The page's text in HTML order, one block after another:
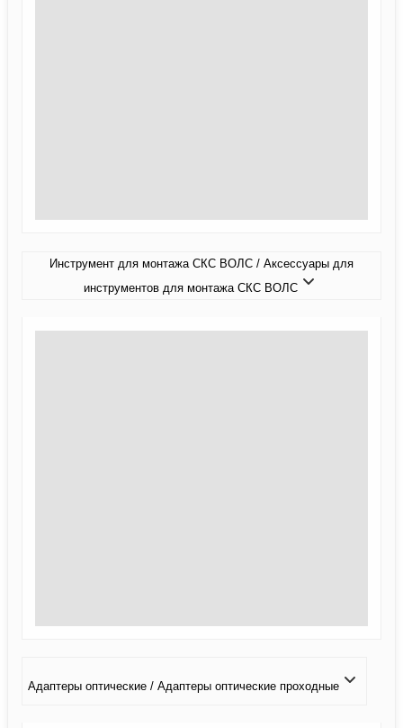
Инструмент для монтажа СКС ВОЛС / Аксессуары для
инструментов для монтажа СКС ВОЛС
Адаптеры оптические / Адаптеры оптические проходные